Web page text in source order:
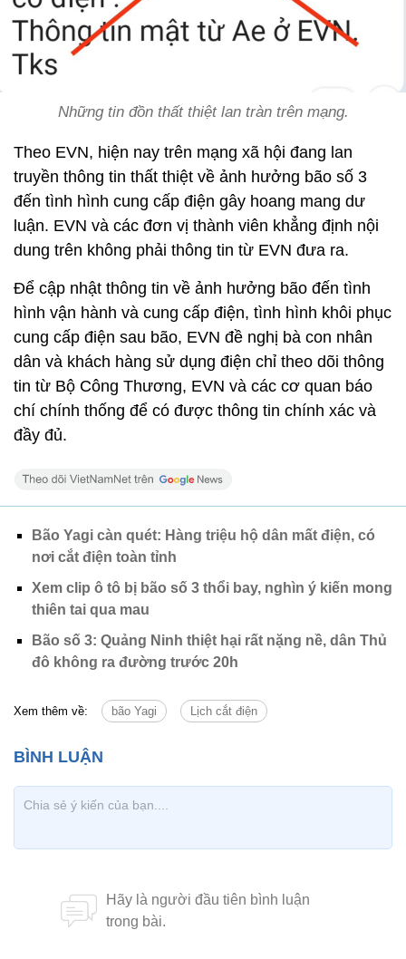
Những tin đồn thất thiệt lan tràn trên mạng.
Theo EVN, hiện nay trên mạng xã hội đang lan
truyền thông tin thất thiệt về ảnh hưởng bão số 3
đến tình hình cung cấp điện gây hoang mang dư
luận. EVN và các đơn vị thành viên khẳng định nội
dung trên không phải thông tin từ EVN đưa ra.
Để cập nhật thông tin về ảnh hưởng bão đến tình
hình vận hành và cung cấp điện, tình hình khôi phục
cung cấp điện sau bão, EVN đề nghị bà con nhân
dân và khách hàng sử dụng điện chỉ theo dõi thông
tin từ Bộ Công Thương, EVN và các cơ quan báo
chí chính thống để có được thông tin chính xác và
đầy đủ.
Bão Yagi càn quét: Hàng triệu hộ dân mất điện, có
nơi cắt điện toàn tỉnh
Xem clip ô tô bị bão số 3 thổi bay, nghìn ý kiến mong
thiên tai qua mau
Bão số 3: Quảng Ninh thiệt hại rất nặng nề, dân Thủ
đô không ra đường trước 20h
Xem thêm về: bão Yagi Lịch cắt điện